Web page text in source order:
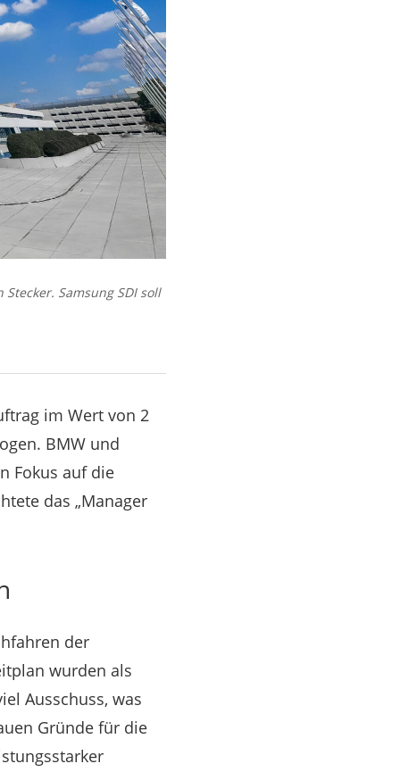
Samsung SDI soll
im Wert von 2
BMW und
Fokus auf die
das „Manager
der
wurden als
Ausschuss, was
Gründe für die